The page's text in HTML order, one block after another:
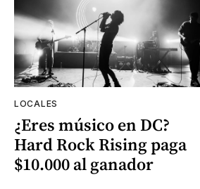
LOCALES
¿Eres músico en DC?
Hard Rock Rising paga
$10.000 al ganador